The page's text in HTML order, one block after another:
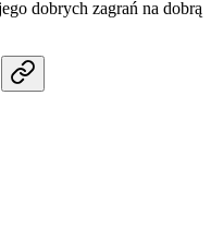
dobrych zagrań na dobrą